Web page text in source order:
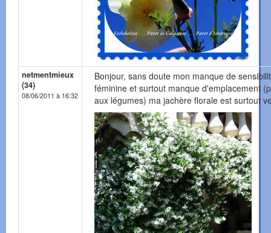
netmentmieux
(34)
08/06/2011 à 16:32
Bonjour, sans doute mon manque de
féminine et surtout manque d'emplacement
aux légumes) ma jachère florale est surtout